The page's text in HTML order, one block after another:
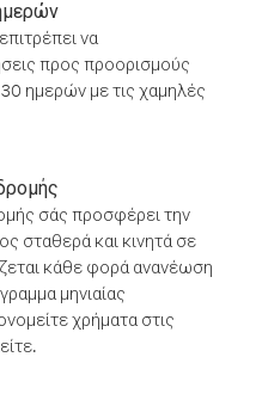
να
προς προορισμούς
ημερών με τις χαμηλές
σάς προσφέρει την
σταθερά και κινητά σε
κάθε φορά ανανέωση
μηνιαίας
χρήματα στις